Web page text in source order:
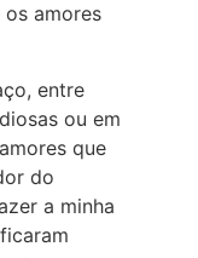
amores
entre
ou em
que
do
a minha